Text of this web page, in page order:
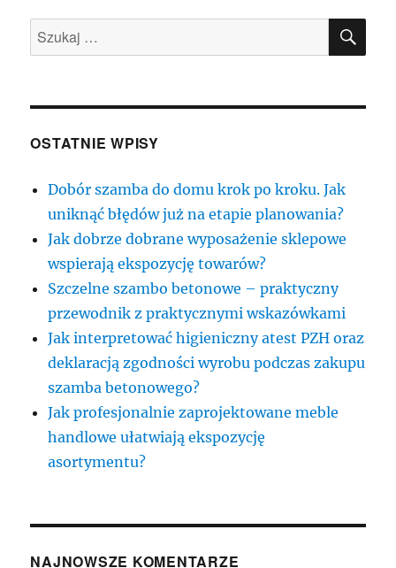
Szukaj:
OSTATNIE WPISY
Dobór szamba do domu krok po kroku. Jak
uniknąć błędów już na etapie planowania?
Jak dobrze dobrane wyposażenie sklepowe
wspierają ekspozycję towarów?
Szczelne szambo betonowe – praktyczny
przewodnik z praktycznymi wskazówkami
Jak interpretować higieniczny atest PZH oraz
deklaracją zgodności wyrobu podczas zakupu
szamba betonowego?
Jak profesjonalnie zaprojektowane meble
handlowe ułatwiają ekspozycję
asortymentu?
NAJNOWSZE KOMENTARZE